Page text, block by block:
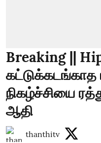
Breaking ||
கட்டுக்கடங்காத
நிகழ்ச்சியை
ஆதி
thanthitv